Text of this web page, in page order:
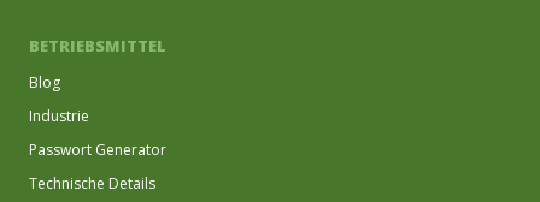
BETRIEBSMITTEL
Blog
Industrie
Passwort Generator
Technische Details